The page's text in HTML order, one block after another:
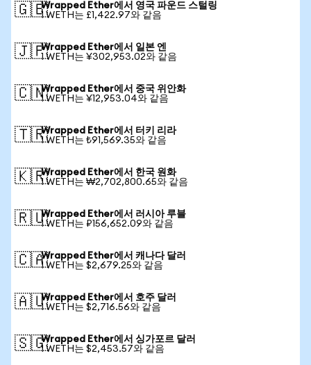
🇬🇧Wrapped Ether에서 영국 파운드 스털링
1 WETH는 £1,422.97와 같음
🇯🇵Wrapped Ether에서 일본 엔
1 WETH는 ¥302,953.02와 같음
🇨🇳Wrapped Ether에서 중국 위안화
1 WETH는 ¥12,953.04와 같음
🇹🇷Wrapped Ether에서 터키 리라
1 WETH는 ₺91,569.35와 같음
🇰🇷Wrapped Ether에서 한국 원화
1 WETH는 ₩2,702,800.65와 같음
🇷🇺Wrapped Ether에서 러시아 루블
1 WETH는 ₽156,652.09와 같음
🇨🇦Wrapped Ether에서 캐나다 달러
1 WETH는 $2,679.25와 같음
🇦🇺Wrapped Ether에서 호주 달러
1 WETH는 $2,716.56와 같음
🇸🇬Wrapped Ether에서 싱가포르 달러
1 WETH는 $2,453.57와 같음